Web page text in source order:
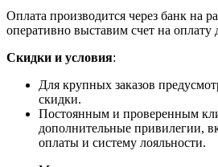
Оплата производится через банк на
оперативно выставим счет на оплату
Скидки и условия:
Для крупных заказов
скидки.
Постоянным и проверенным
дополнительные привилегии,
оплаты и систему лояльности.